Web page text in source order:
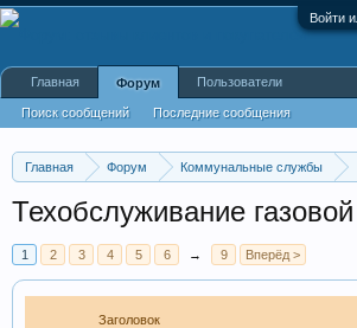
Войти
Главная Форум
Коммунальные службы
Техобслуживание газовой
1 2 3 4 5 6 → 9 Вперёд >
Заголовок
Главная Форум
Поиск сообщений Последние сообщения
Пользователи